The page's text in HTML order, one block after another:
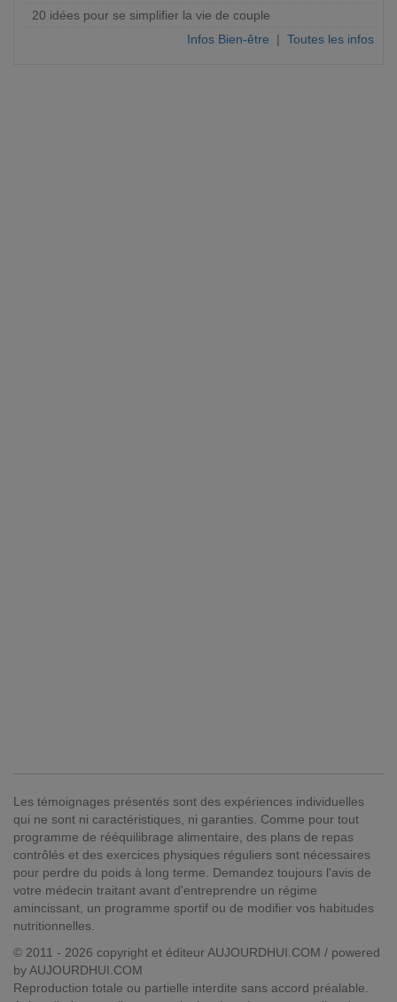
20 idées pour se simplifier la vie de couple
Infos Bien-être | Toutes les infos
Les témoignages présentés sont des expériences individuelles
qui ne sont ni caractéristiques, ni garanties. Comme pour tout
programme de rééquilibrage alimentaire, des plans de repas
contrôlés et des exercices physiques réguliers sont nécessaires
pour perdre du poids à long terme. Demandez toujours l'avis de
votre médecin traitant avant d'entreprendre un régime
amincissant, un programme sportif ou de modifier vos habitudes
nutritionnelles.
© 2011 - 2026 copyright et éditeur AUJOURDHUI.COM / powered
by AUJOURDHUI.COM
Reproduction totale ou partielle interdite sans accord préalable.